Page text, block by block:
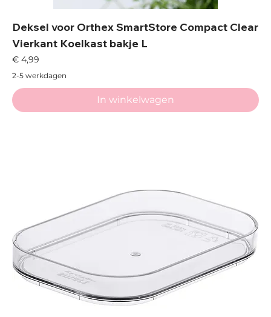
Deksel voor Orthex SmartStore Compact Clear
Vierkant Koelkast bakje L
Prijs
€ 4,99
2-5 werkdagen
In winkelwagen